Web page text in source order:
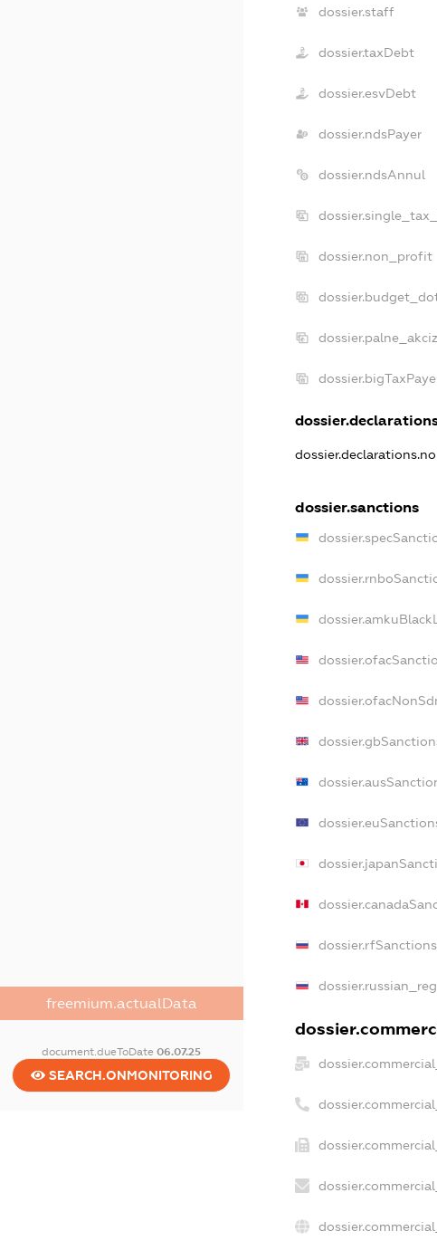
freemium.actualData
document.dueToDate06.07.25
SEARCH.ONMONITORING
dossier.staff
dossier.taxDebt
dossier.esvDebt
dossier.ndsPayer
dossier.ndsAnnul
dossier.non_profit
dossier.palne_akciz
dossier.sanctions
dossier.rfSanctions